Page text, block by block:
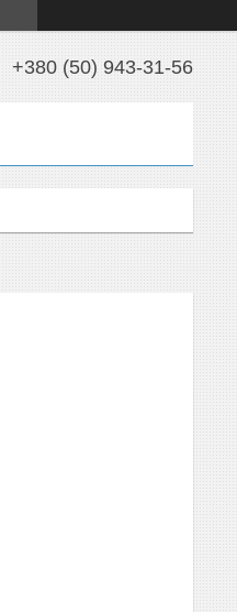
+380 (50) 943-31-56